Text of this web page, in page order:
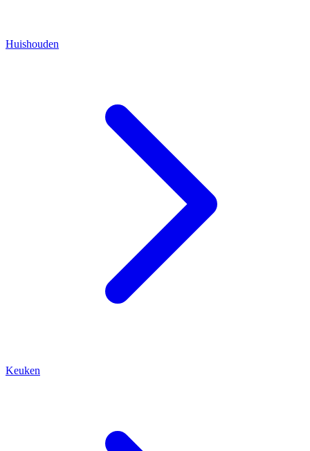
Huishouden
Keuken